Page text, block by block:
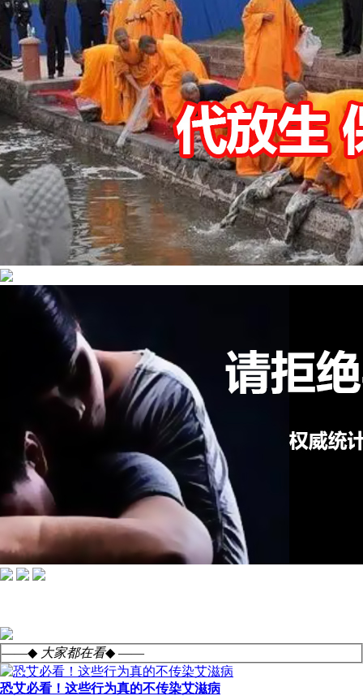
方案进步。”
红星新闻记者 郑直 实习生 陈思贝雅
/uploads/",@me) /}
——◆ 大家都在看◆ ——
恐艾必看！这些行为真的不传染艾滋病